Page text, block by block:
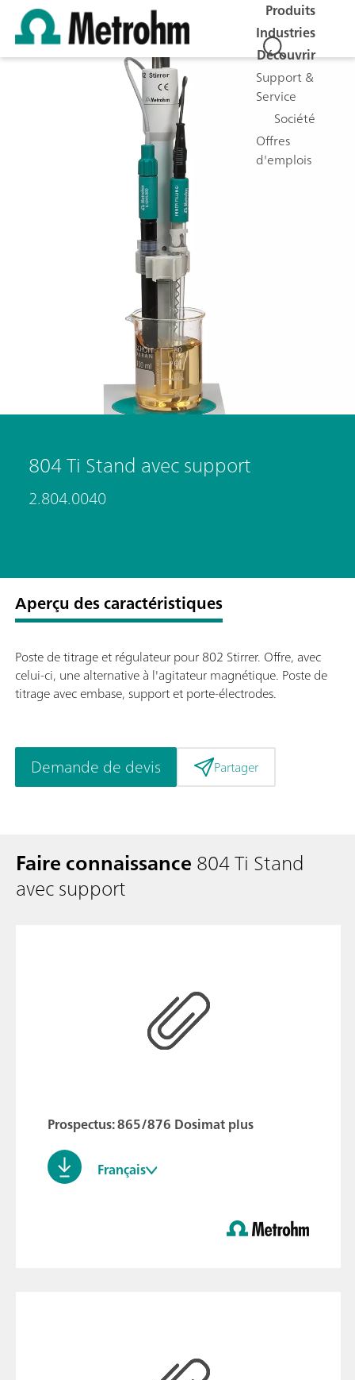
Produits
Industries
Découvrir
Support &
Service
Société
Offres
d'emplois
804 Ti Stand avec support
2.804.0040
Aperçu des caractéristiques
Poste de titrage et régulateur pour 802 Stirrer. Offre, avec
celui-ci, une alternative à l'agitateur magnétique. Poste de
titrage avec embase, support et porte-électrodes.
Demande de devis Partager
Faire connaissance804 Ti Stand
avec support
Prospectus: 865/876 Dosimat plus
Français